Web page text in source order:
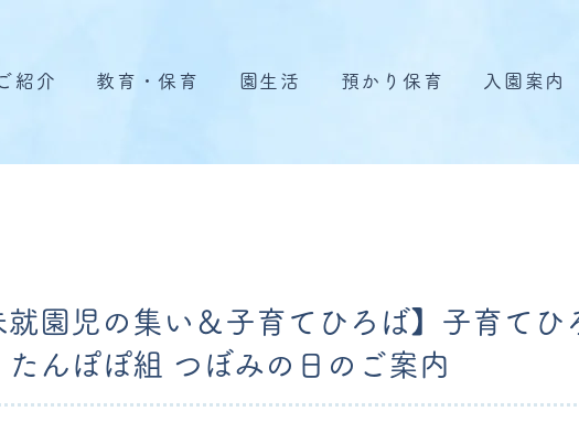
紹介 教育・保育 園生活 預かり保育 入園案内
就園児の集い＆子育てひろば】子育てひ
たんぽぽ組 つぼみの日のご案内